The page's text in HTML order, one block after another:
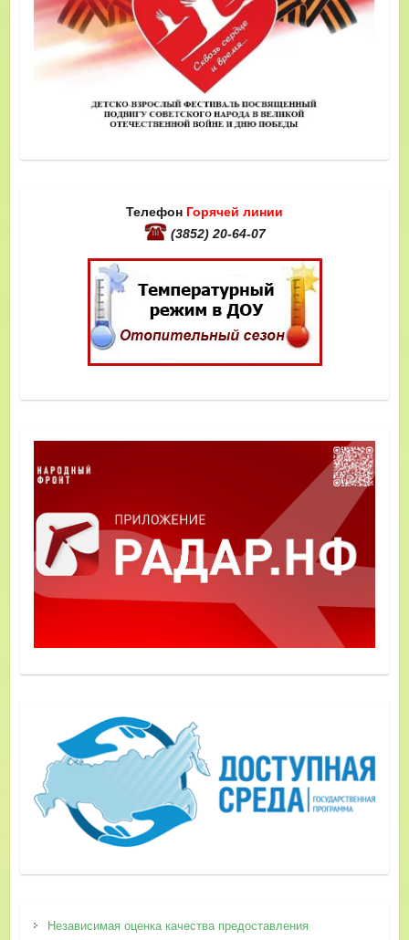
Телефон Горячей линии
(3852) 20-64-07
Независимая оценка качества предоставления